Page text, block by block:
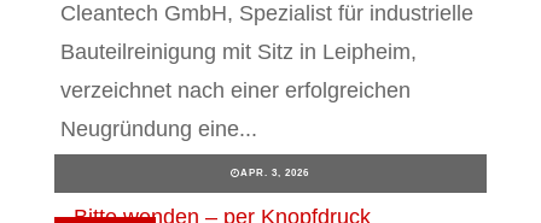
Cleantech GmbH, Spezialist für industrielle
Bauteilreinigung mit Sitz in Leipheim,
verzeichnet nach einer erfolgreichen
Neugründung eine...
APR. 3, 2026